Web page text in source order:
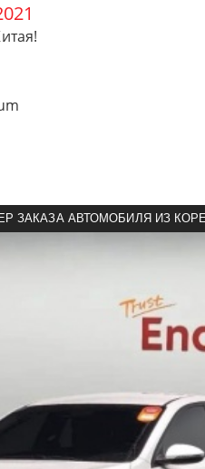
ЗАКАЗА АВТОМОБИЛЯ ИЗ